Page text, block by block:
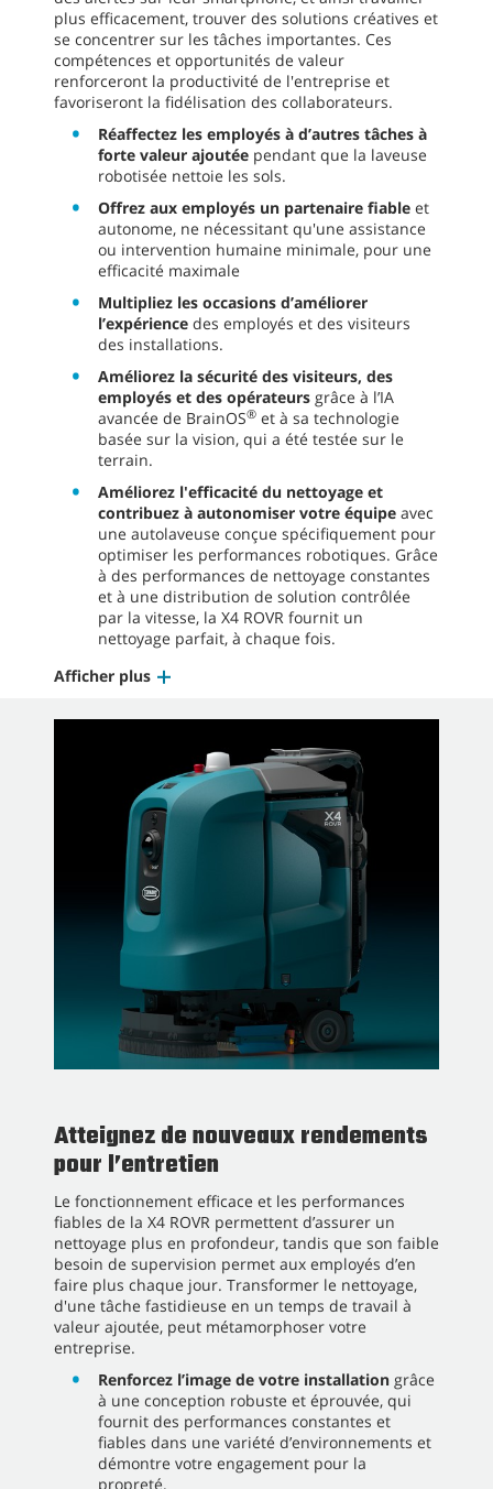
plus efficacement, trouver des solutions créatives et
se concentrer sur les tâches importantes. Ces
compétences et opportunités de valeur
renforceront la productivité de l'entreprise et
favoriseront la fidélisation des collaborateurs.
Réaffectez les employés à d’autres tâches à
forte valeur ajoutée pendant que la laveuse
robotisée nettoie les sols.
Offrez aux employés un partenaire fiable et
autonome, ne nécessitant qu'une assistance
ou intervention humaine minimale, pour une
efficacité maximale
Multipliez les occasions d’améliorer
l’expérience des employés et des visiteurs
des installations.
Améliorez la sécurité des visiteurs, des
employés et des opérateurs grâce à l’IA
avancée de BrainOS® et à sa technologie
basée sur la vision, qui a été testée sur le
terrain.
Améliorez l'efficacité du nettoyage et
contribuez à autonomiser votre équipe avec
une autolaveuse conçue spécifiquement pour
optimiser les performances robotiques. Grâce
à des performances de nettoyage constantes
et à une distribution de solution contrôlée
par la vitesse, la X4 ROVR fournit un
nettoyage parfait, à chaque fois.
Afficher plus
Atteignez de nouveaux rendements
pour l’entretien
Le fonctionnement efficace et les performances
fiables de la X4 ROVR permettent d’assurer un
nettoyage plus en profondeur, tandis que son faible
besoin de supervision permet aux employés d’en
faire plus chaque jour. Transformer le nettoyage,
d'une tâche fastidieuse en un temps de travail à
valeur ajoutée, peut métamorphoser votre
entreprise.
Renforcez l’image de votre installation grâce
à une conception robuste et éprouvée, qui
fournit des performances constantes et
fiables dans une variété d’environnements et
démontre votre engagement pour la
propreté.